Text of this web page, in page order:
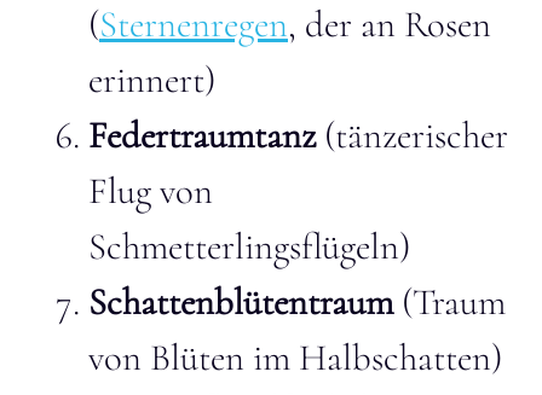
(Sternenregen, der an Rosen
erinnert)
Federtraumtanz(tänzerischer
Flug von
Schmetterlingsflügeln)
Schattenblütentraum(Traum
von Blüten im Halbschatten)